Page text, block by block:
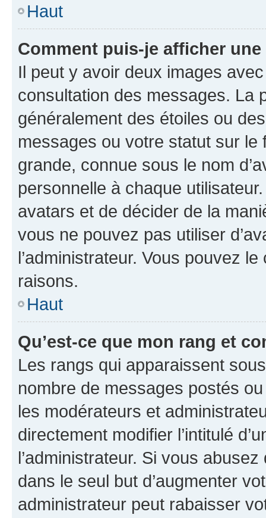
Haut
Comment puis-je afficher
Il peut y avoir deux images
consultation des messages. La
généralement des étoiles ou
messages ou votre statut sur
grande, connue sous le nom
personnelle à chaque utilisateur.
avatars et de décider de la
vous ne pouvez pas utiliser
l’administrateur. Vous pouvez
raisons.
Haut
Qu’est-ce que mon rang et
Les rangs qui apparaissent
nombre de messages postés
les modérateurs et
directement modifier l’intitulé
l’administrateur. Si vous
dans le seul but d’augmenter
administrateur peut rabaisser